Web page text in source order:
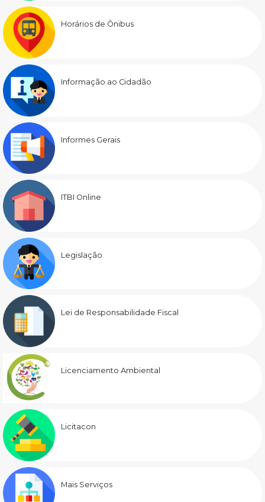
Horários de Ônibus
Informação ao Cidadão
Informes Gerais
ITBI Online
Legislação
Lei de Responsabilidade Fiscal
Licenciamento Ambiental
Licitacon
Mais Serviços